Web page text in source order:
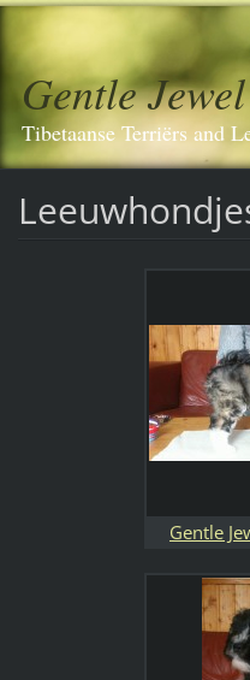
Gentle Jewel
Tibetaanse Terriërs and
Gentle